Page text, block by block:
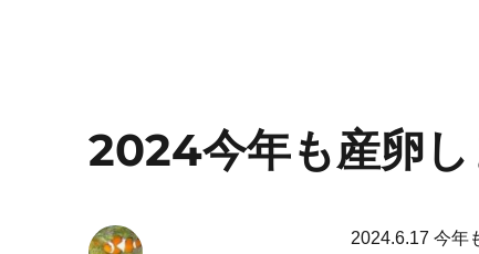
2024今年も産卵し
2024.6.17 今年